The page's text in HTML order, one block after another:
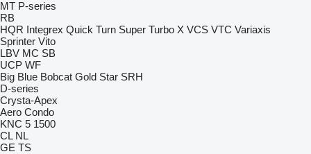
MT P-series
RB
HQR Integrex Quick Turn Super Turbo X VCS VTC Variaxis
Sprinter Vito
LBV MC SB
UCP WF
Big Blue Bobcat Gold Star SRH
D-series
Crysta-Apex
Aero Condo
KNC 5 1500
CL NL
GE TS